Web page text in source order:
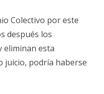
Colectivo por este
después los
eliminan esta
juicio, podría haberse